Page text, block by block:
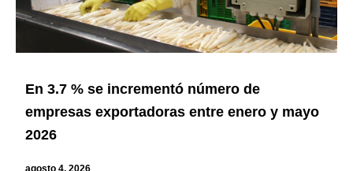
En 3.7 % se incrementó número de
empresas exportadoras entre enero y mayo
2026